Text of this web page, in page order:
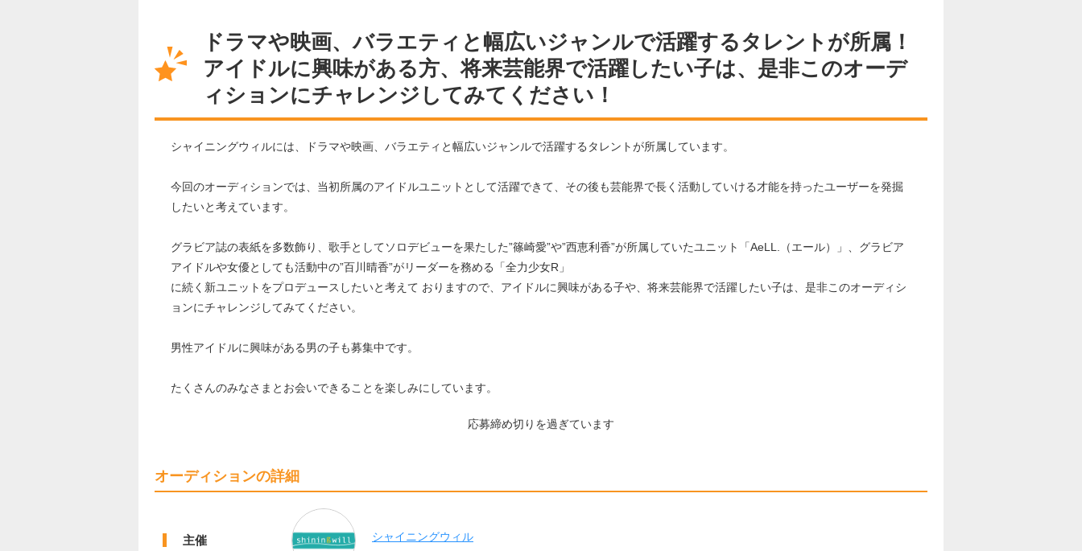
ドラマや映画、バラエティと幅広いジャンルで活躍するタレントが所属！
アイドルに興味がある方、将来芸能界で活躍したい子は、是非このオーデ
ィションにチャレンジしてみてください！
シャイニングウィルには、ドラマや映画、バラエティと幅広いジャンルで活躍するタレントが所属しています。
今回のオーディションでは、当初所属のアイドルユニットとして活躍できて、その後も芸能界で長く活動していける才能を持ったユーザーを発掘
したいと考えています。
グラビア誌の表紙を多数飾り、歌手としてソロデビューを果たした”篠崎愛”や”西恵利香”が所属していたユニット「AeLL.（エール）」、グラビア
アイドルや女優としても活動中の”百川晴香”がリーダーを務める「全力少女R」
に続く新ユニットをプロデュースしたいと考えて おりますので、アイドルに興味がある子や、将来芸能界で活躍したい子は、是非このオーディシ
ョンにチャレンジしてみてください。
男性アイドルに興味がある男の子も募集中です。
たくさんのみなさまとお会いできることを楽しみにしています。
応募締め切りを過ぎています
オーディションの詳細
主催 シャイニングウィル